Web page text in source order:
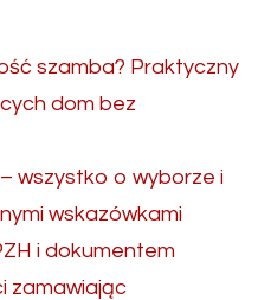
szamba? Praktyczny
dom bez
wszystko o wyborze i
wskazówkami
i dokumentem
zamawiając